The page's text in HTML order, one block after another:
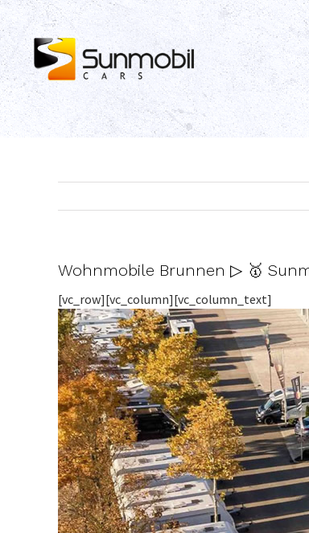
Skip
to
content
Wohnmobile Brunnen ▷ 🥇
[vc_row][vc_column][vc_column_text]